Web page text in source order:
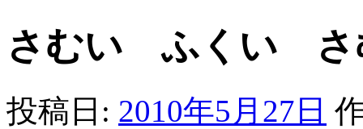
さむい ふくい さ
投稿日: 2010年5月27日